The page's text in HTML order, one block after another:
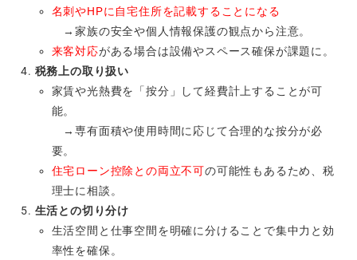
名刺やHPに自宅住所を記載することになる
→家族の安全や個人情報保護の観点から注意。
来客対応がある場合は設備やスペース確保が課題に。
税務上の取り扱い
家賃や光熱費を「按分」して経費計上することが可
能。
→専有面積や使用時間に応じて合理的な按分が必
要。
住宅ローン控除との両立不可の可能性もあるため、税
理士に相談。
生活との切り分け
生活空間と仕事空間を明確に分けることで集中力と効
率性を確保。